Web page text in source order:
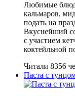
Любимые
кальмаров,
подать на
Вкуснейший
с участием
коктейльной
Читали 8356
Паста с